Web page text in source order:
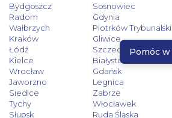
Bydgoszcz Sosnowiec
Radom
Gdynia
Wałbrzych
Piotrków Trybunalski
Kraków
Gliwice
Łódź
Szczecin
Kielce
Białystok
Wrocław
Gdańsk
Jaworzno
Legnica
Siedlce
Zabrze
Tychy
Włocławek
Słupsk
Ruda Śląska